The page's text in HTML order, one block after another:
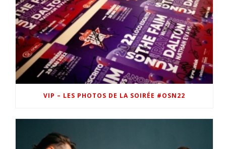
VIP – LES PHOTOS DE LA SOIRÉE #OSN22